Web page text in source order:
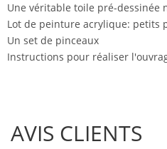
Une véritable toile pré-dessinée
Lot de peinture acrylique: petits
Un set de pinceaux
Instructions pour réaliser
AVIS CLIENTS